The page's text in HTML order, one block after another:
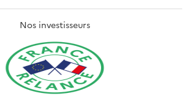
Nos investisseurs